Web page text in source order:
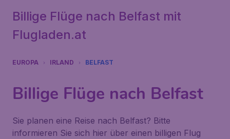
Billige Flüge nach Belfast mit
Flugladen.at
EUROPA IRLAND BELFAST
Billige Flüge nach Belfast
Sie planen eine Reise nach Belfast? Bitte
informieren Sie sich hier über einen billigen Flug